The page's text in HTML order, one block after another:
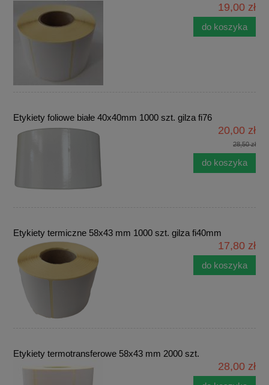
19,00 zł
do koszyka
Etykiety foliowe białe 40x40mm 1000 szt. gilza fi76
20,00 zł
28,50 zł
do koszyka
Etykiety termiczne 58x43 mm 1000 szt. gilza fi40mm
17,80 zł
do koszyka
Etykiety termotransferowe 58x43 mm 2000 szt.
28,00 zł